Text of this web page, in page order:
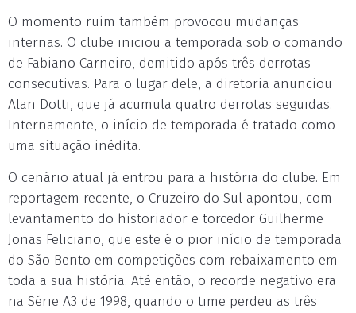
O momento ruim também provocou mudanças
internas. O clube iniciou a temporada sob o comando
de Fabiano Carneiro, demitido após três derrotas
consecutivas. Para o lugar dele, a diretoria anunciou
Alan Dotti, que já acumula quatro derrotas seguidas.
Internamente, o início de temporada é tratado como
uma situação inédita.
O cenário atual já entrou para a história do clube. Em
reportagem recente, o Cruzeiro do Sul apontou, com
levantamento do historiador e torcedor Guilherme
Jonas Feliciano, que este é o pior início de temporada
do São Bento em competições com rebaixamento em
toda a sua história. Até então, o recorde negativo era
na Série A3 de 1998, quando o time perdeu as três